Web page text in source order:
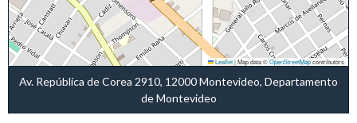
Leaflet|Map data ©OpenStreetMapcontributors
Av. República de Corea 2910, 12000 Montevideo, Departamento
de Montevideo